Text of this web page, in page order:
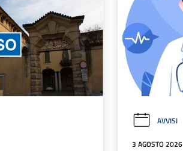
AVVISI
3 AGOSTO 2026